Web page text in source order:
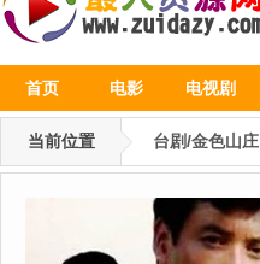
首页 电影 电视剧
当前位置 台剧/金色山庄